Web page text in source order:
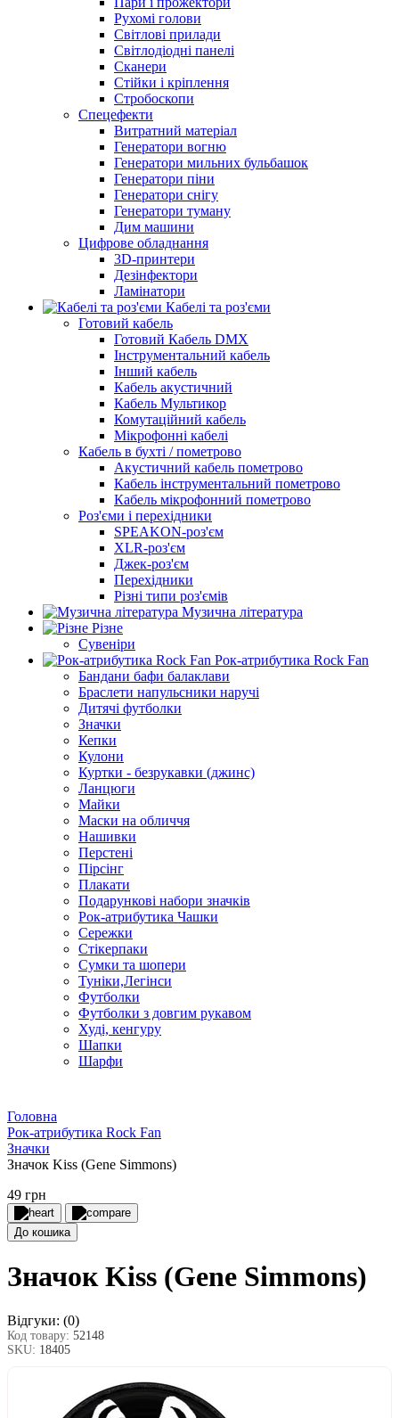
Рухомі голови
Світлові прилади
Світлодіодні панелі
Сканери
Стійки і кріплення
Стробоскопи
Спецефекти
Витратний матеріал
Генератори вогню
Генератори мильних бульбашок
Генератори піни
Генератори снігу
Генератори туману
Дим машини
Цифрове обладнання
3D-принтери
Дезінфектори
Ламінатори
Кабелі та роз'єми
Готовий кабель
Готовий Кабель DMX
Інструментальний кабель
Інший кабель
Кабель акустичний
Кабель Мультикор
Комутаційний кабель
Мікрофонні кабелі
Кабель в бухті / пометрово
Акустичний кабель пометрово
Кабель інструментальний пометрово
Кабель мікрофонний пометрово
Роз'єми і перехідники
SPEAKON-роз'єм
XLR-роз'єм
Джек-роз'єм
Перехідники
Різні типи роз'ємів
Музична література
Різне
Сувеніри
Рок-атрибутика Rock Fan
Бандани бафи балаклави
Браслети напульсники наручі
Дитячі футболки
Значки
Кепки
Кулони
Куртки - безрукавки (джинс)
Ланцюги
Майки
Маски на обличчя
Нашивки
Перстені
Пірсінг
Плакати
Подарункові набори значків
Рок-атрибутика Чашки
Сережки
Стікерпаки
Сумки та шопери
Туніки,Легінси
Футболки
Футболки з довгим рукавом
Худі, кенгуру
Шапки
Шарфи
Головна
Рок-атрибутика Rock Fan
Значки
Значок Kiss (Gene Simmons)
49 грн
До кошика
Значок Kiss (Gene Simmons)
Відгуки: (0)
Код товару: 52148
SKU: 18405